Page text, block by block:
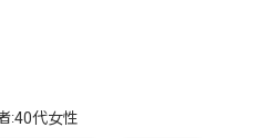
40代女性